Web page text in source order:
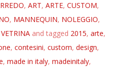
, ART, ARTE, CUSTOM,
, MANNEQUIN, NOLEGGIO,
VETRINAand tagged 2015, arte,
, contesini, custom, design,
, made in italy, madeinitaly,